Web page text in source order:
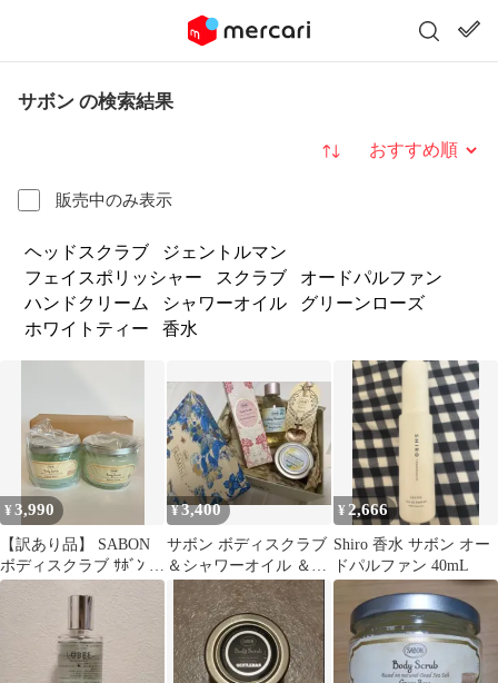
サボン の検索結果
販売中のみ表示
並び替え
ヘッドスクラブ
ジェントルマン
フェイスポリッシャー
スクラブ
オードパルファン
ハンドクリーム
シャワーオイル
グリーンローズ
ホワイトティー
香水
¥3,990
【訳あり品】 SABON
ボディスクラブ ｻﾎﾞﾝ ﾎﾞ
ﾃﾞｨｽｸﾗﾌﾞS ﾃﾞﾘｹｰﾄｼﾞｬｽﾐ
ﾝ 320g２個セット 30121
¥3,400
サボン ボディスクラブ
＆シャワーオイル ＆ヘ
ッドスクラブ SABON
¥ 2,666
Shiro 香水 サボン オー
ドパルファン 40mL